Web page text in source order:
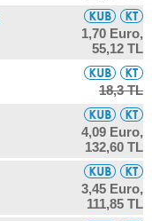
1,70 Euro,
55,12 TL
18,3 TL
4,09 Euro,
132,60 TL
3,45 Euro,
111,85 TL